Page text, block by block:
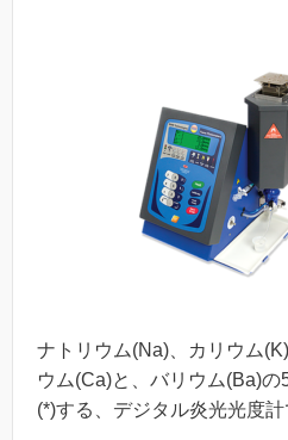
ナトリウム(Na)、カリウム
ウム(Ca)と、バリウム(Ba)
(*)する、デジタル炎光光度計